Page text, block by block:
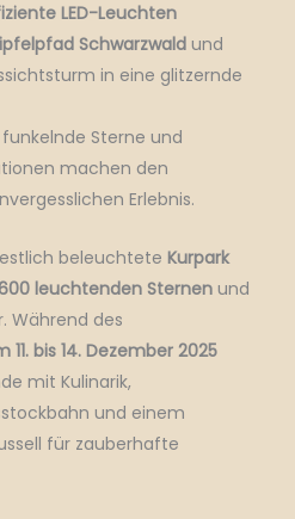
LED-Leuchten
Schwarzwaldund
in eine glitzernde
Sterne und
machen den
Erlebnis.
beleuchtete Kurpark
600 leuchtenden Sternenund
Während des
bis 14. Dezember 2025
mit Kulinarik,
und einem
für zauberhafte